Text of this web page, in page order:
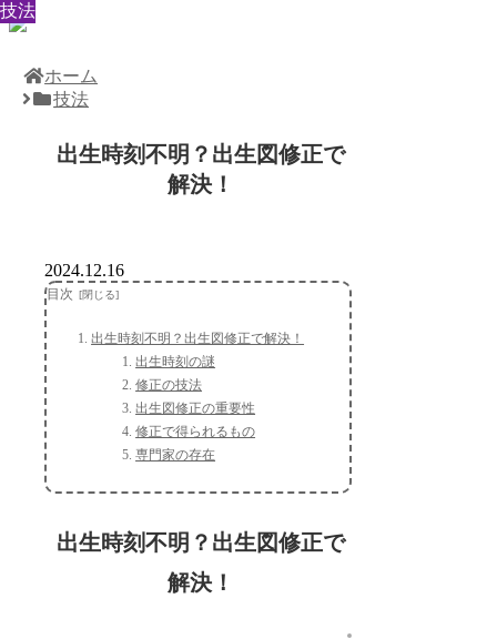
ホーム
技法
出生時刻不明？出生図修正で
解決！
技法
2024.12.16
目次
出生時刻不明？出生図修正で解決！
出生時刻の謎
修正の技法
出生図修正の重要性
修正で得られるもの
専門家の存在
出生時刻不明？出生図修正で
解決！
技法
技法
技法
技法
技法
技法
技法
技法